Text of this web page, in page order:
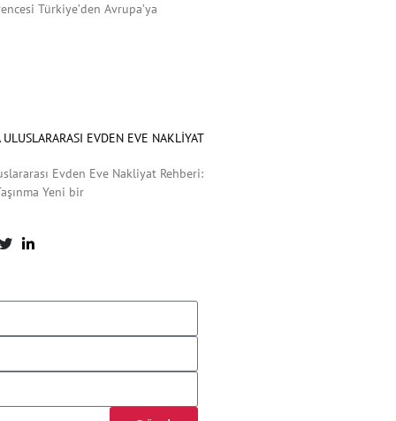
Türkiye’den Avrupa’ya
EVDEN EVE NAKLIYAT
Evden Eve Nakliyat Rehberi:
Yeni bir